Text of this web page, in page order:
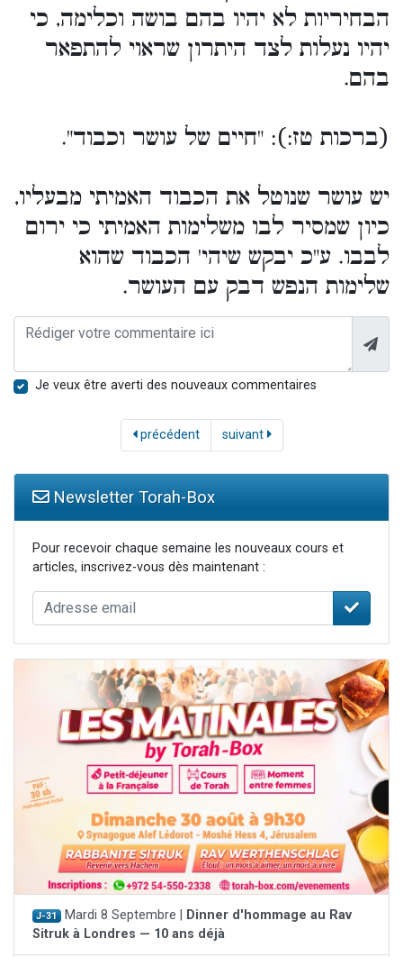
הבחיריות לא יהיו בהם בושה וכלימה, כי
יהיו נעלות לצד היתרון שראוי להתפאר
בהם.
(ברכות טז:): "חיים של עושר וכבוד".
יש עושר שנוטל את הכבוד האמיתי מבעליו,
כיון שמסיר לבו משלימות האמיתי כי ירום
לבבו. ע"כ יבקש שיהי' הכבוד שהוא
שלימות הנפש דבק עם העושר.
Je veux être averti des nouveaux commentaires
précédent suivant
Newsletter Torah-Box
Pour recevoir chaque semaine les nouveaux cours et
articles, inscrivez-vous dès maintenant :
J-31 Mardi 8 Septembre |
Dinner d'hommage au Rav
Sitruk à Londres — 10 ans déjà